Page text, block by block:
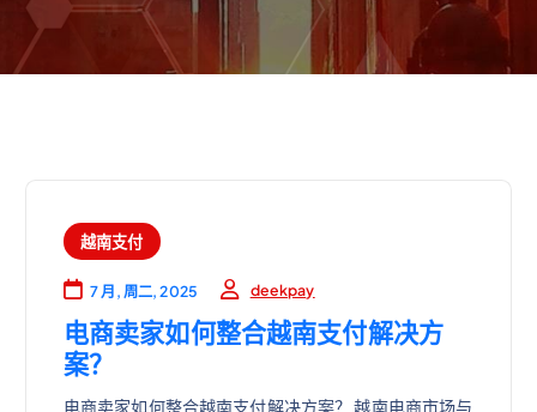
越南支付
7 月, 周二, 2025 deekpay
电商卖家如何整合越南支付解决方
案？
电商卖家如何整合越南支付解决方案？ 越南电商市场与